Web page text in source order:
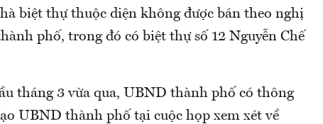
biệt thự thuộc diện không được bán theo nghị
phố, trong đó có biệt thự số 12 Nguyễn Chế
tháng 3 vừa qua, UBND thành phố có thông
UBND thành phố tại cuộc họp xem xét về